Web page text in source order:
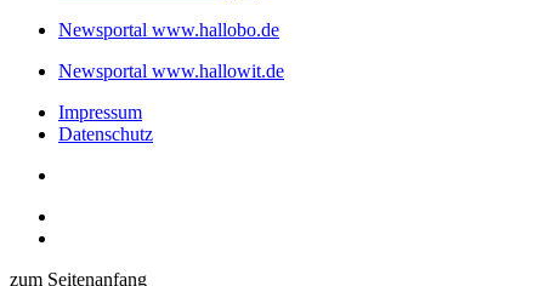
Newsportal www.hallobo.de
Newsportal www.hallowit.de
Impressum
Datenschutz
zum Seitenanfang